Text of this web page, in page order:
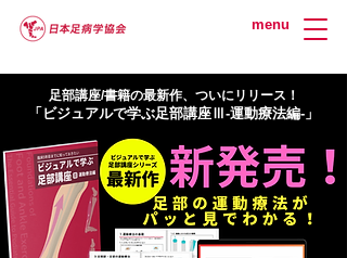
menu
足部講座/書籍の最新作、ついにリリース！
「ビジュアルで学ぶ足部講座Ⅲ-運動療法編-」